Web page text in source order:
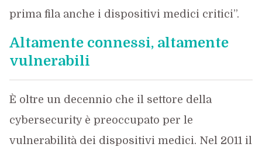
prima fila anche i dispositivi medici critici”.
Altamente connessi, altamente
vulnerabili
È oltre un decennio che il settore della
cybersecurity è preoccupato per le
vulnerabilità dei dispositivi medici. Nel 2011 il